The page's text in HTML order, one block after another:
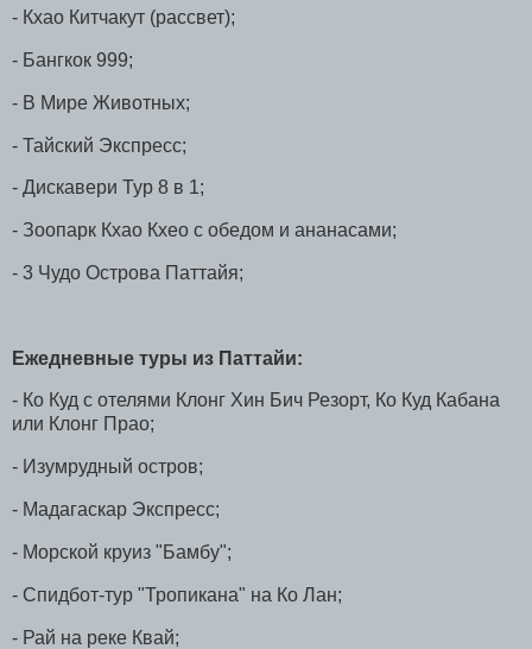
- Кхао Китчакут (рассвет);
- Бангкок 999;
- В Мире Животных;
- Тайский Экспресс;
- Дискавери Тур 8 в 1;
- Зоопарк Кхао Кхео с обедом и ананасами;
- 3 Чудо Острова Паттайя;
Ежедневные туры из Паттайи:
- Ко Куд с отелями Клонг Хин Бич Резорт, Ко Куд Кабана
или Клонг Прао;
- Изумрудный остров;
- Мадагаскар Экспресс;
- Морской круиз "Бамбу";
- Спидбот-тур "Тропикана" на Ко Лан;
- Рай на реке Квай;